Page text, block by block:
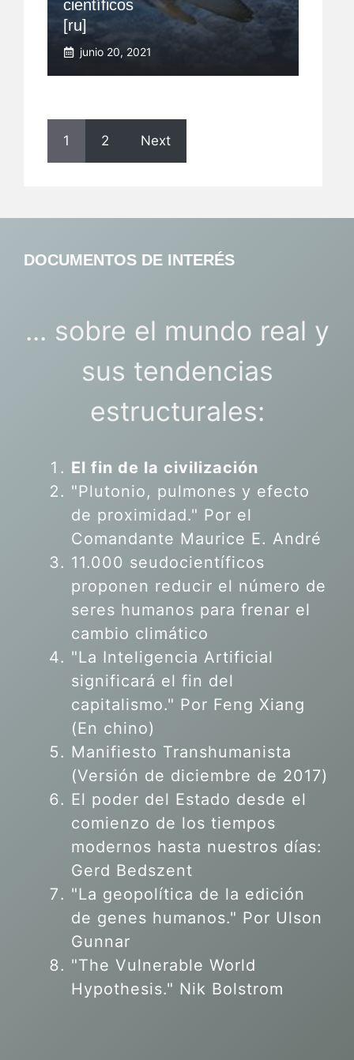
científicos
[ru]
junio 20, 2021
1 2 Next
DOCUMENTOS DE INTERÉS
... sobre el mundo real y
sus tendencias
estructurales:
El fin de la civilización
"Plutonio, pulmones y efecto
de proximidad." Por el
Comandante Maurice E. André
11.000 seudocientíficos
proponen reducir el número de
seres humanos para frenar el
cambio climático
"La Inteligencia Artificial
significará el fin del
capitalismo." Por Feng Xiang
(En chino)
Manifiesto Transhumanista
(Versión de diciembre de 2017)
El poder del Estado desde el
comienzo de los tiempos
modernos hasta nuestros días:
Gerd Bedszent
"La geopolítica de la edición
de genes humanos." Por Ulson
Gunnar
"The Vulnerable World
Hypothesis." Nik Bolstrom